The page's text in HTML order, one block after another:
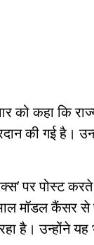
को कहा कि
की गई है।
पर पोस्ट
मॉडल कैंसर से
है। उन्होंने